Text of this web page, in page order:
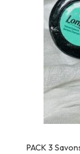
PACK 3